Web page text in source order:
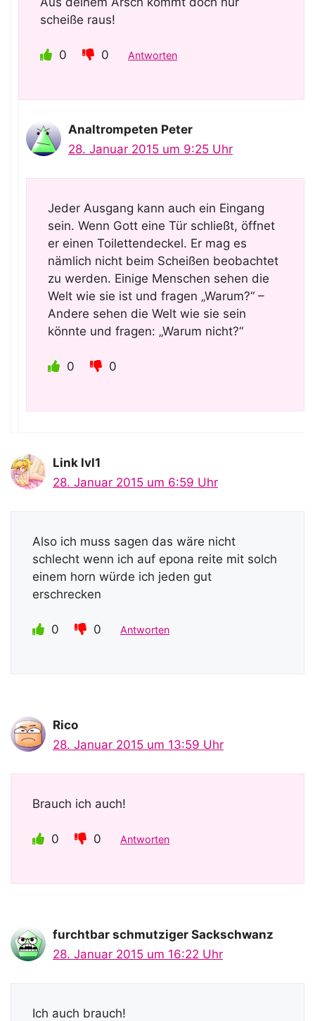
scheiße raus!
0 0 Antworten
Analtrompeten Peter
28. Januar 2015 um 9:25 Uhr
Jeder Ausgang kann auch ein Eingang
sein. Wenn Gott eine Tür schließt, öffnet
er einen Toilettendeckel. Er mag es
nämlich nicht beim Scheißen beobachtet
zu werden. Einige Menschen sehen die
Welt wie sie ist und fragen „Warum?“ –
Andere sehen die Welt wie sie sein
könnte und fragen: „Warum nicht?“
0 0
Link lvl1
28. Januar 2015 um 6:59 Uhr
Also ich muss sagen das wäre nicht
schlecht wenn ich auf epona reite mit solch
einem horn würde ich jeden gut
erschrecken
0 0 Antworten
Rico
28. Januar 2015 um 13:59 Uhr
Brauch ich auch!
0 0 Antworten
furchtbar schmutziger Sackschwanz
28. Januar 2015 um 16:22 Uhr
Ich auch brauch!